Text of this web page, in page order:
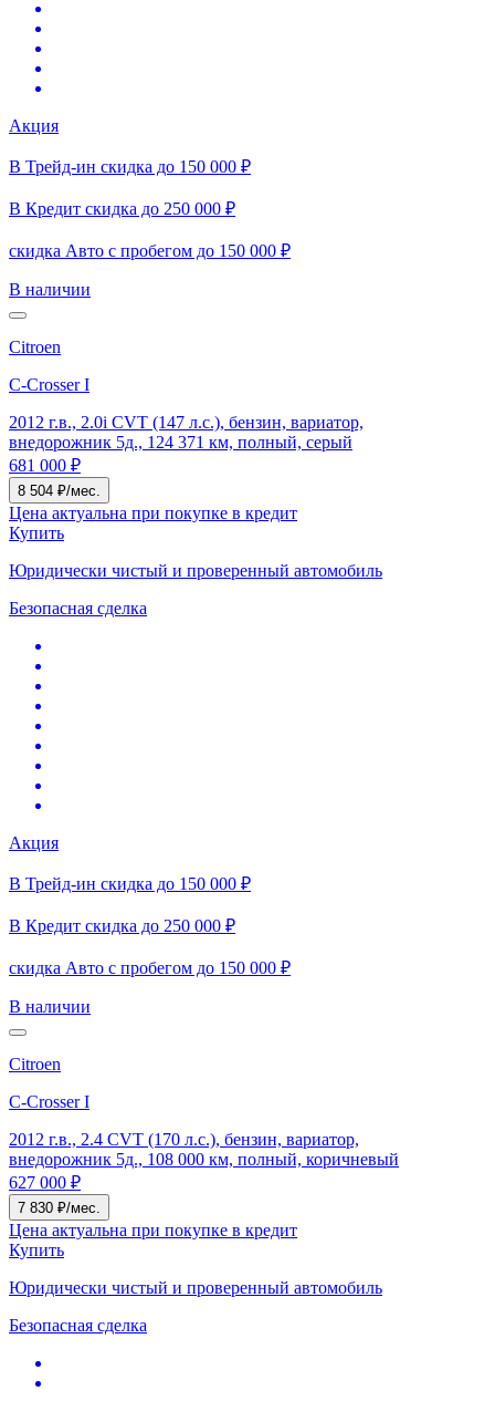
Акция
В Трейд-ин скидка до 150 000 ₽
В Кредит скидка до 250 000 ₽
скидка Авто с пробегом до 150 000 ₽
В наличии
Citroen
C-Crosser I
2012 г.в., 2.0i CVT (147 л.с.), бензин, вариатор,
внедорожник 5д., 124 371 км, полный, серый
681 000 ₽
8 504 ₽/мес.
Цена актуальна при покупке в кредит
Купить
Юридически чистый и проверенный автомобиль
Безопасная сделка
Акция
В Трейд-ин скидка до 150 000 ₽
В Кредит скидка до 250 000 ₽
скидка Авто с пробегом до 150 000 ₽
В наличии
Citroen
C-Crosser I
2012 г.в., 2.4 CVT (170 л.с.), бензин, вариатор,
внедорожник 5д., 108 000 км, полный, коричневый
627 000 ₽
7 830 ₽/мес.
Цена актуальна при покупке в кредит
Купить
Юридически чистый и проверенный автомобиль
Безопасная сделка